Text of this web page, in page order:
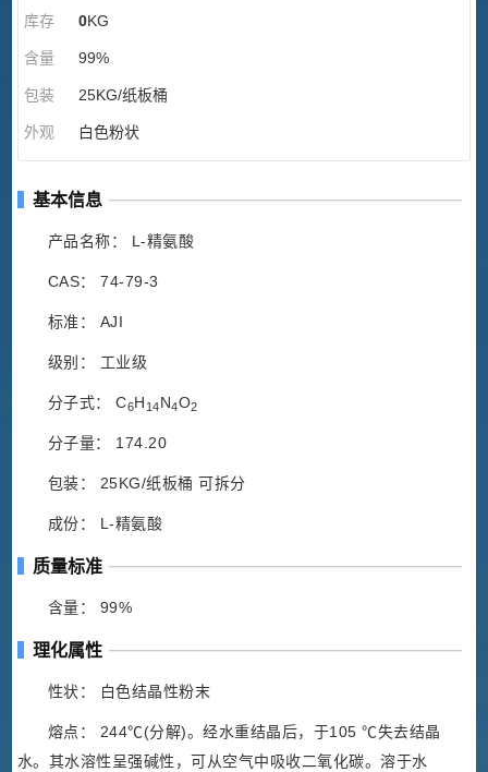
库存 0KG
含量 99%
包装 25KG/纸板桶
外观 白色粉状
基本信息
产品名称： L-精氨酸
CAS： 74-79-3
标准： AJI
级别： 工业级
分子式： C6H 14N4O2
分子量： 174.20
包装： 25KG/纸板桶 可拆分
成份： L-精氨酸
质量标准
含量： 99%
理化属性
性状： 白色结晶性粉末
熔点： 244℃(分解)。经水重结晶后，于105 ℃失去结晶
水。其水溶性呈强碱性，可从空气中吸收二氧化碳。溶于水